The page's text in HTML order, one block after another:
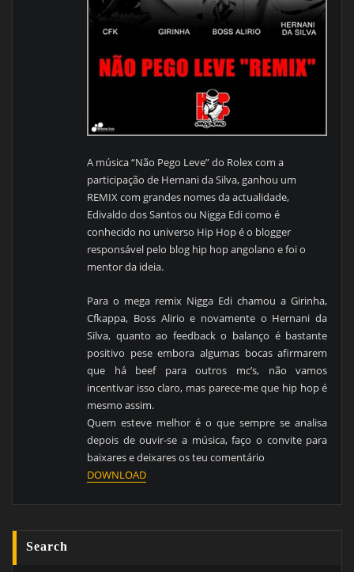
A música “Não Pego Leve” do Rolex com a
participação de Hernani da Silva, ganhou um
REMIX com grandes nomes da actualidade,
Edivaldo dos Santos ou Nigga Edi como é
conhecido no universo Hip Hop é o blogger
responsável pelo blog hip hop angolano e foi o
mentor da ideia.
Para o mega remix Nigga Edi chamou a Girinha,
Cfkappa, Boss Alirio e novamente o Hernani da
Silva, quanto ao feedback o balanço é bastante
positivo pese embora algumas bocas afirmarem
que há beef para outros mc’s, não vamos
incentivar isso claro, mas parece-me que hip hop é
mesmo assim.
Quem esteve melhor é o que sempre se analisa
depois de ouvir-se a música, faço o convite para
baixares e deixares os teu comentário
DOWNLOAD
Search